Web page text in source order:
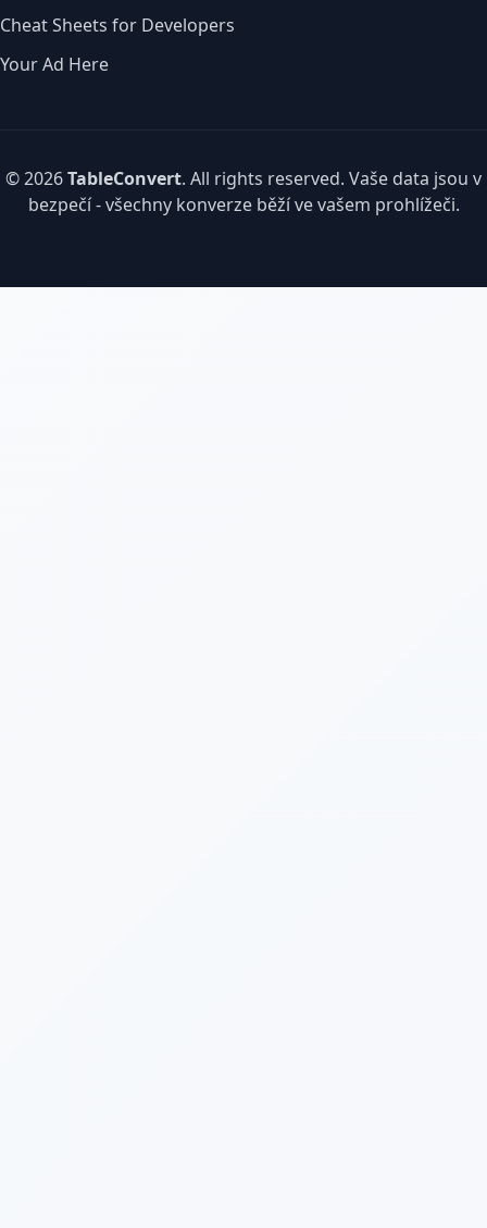
Cheat Sheets for Developers
Your Ad Here
© 2026TableConvert. All rights reserved. Vaše data jsou v
bezpečí - všechny konverze běží ve vašem prohlížeči.